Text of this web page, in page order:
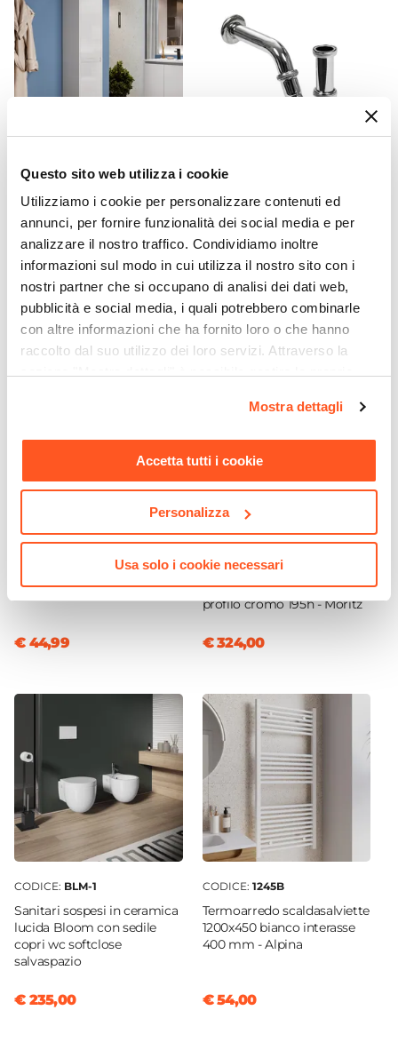
Questo sito web utilizza i cookie
Utilizziamo i cookie per personalizzare contenuti ed
annunci, per fornire funzionalità dei social media e per
analizzare il nostro traffico. Condividiamo inoltre
informazioni sul modo in cui utilizza il nostro sito con i
nostri partner che si occupano di analisi dei dati web,
pubblicità e social media, i quali potrebbero combinarle
con altre informazioni che ha fornito loro o che hanno
raccolto dal suo utilizzo dei loro servizi. Attraverso la
momento. Per maggiori informazioni si invita a leggere la
Mostra dettagli
Accetta tutti i cookie
Personalizza
Usa solo i cookie necessari
Bianco lucido
Caratteristiche
Lavabo
Incluso
Tipologia Lavabo
Integrato
Materiale Lavabo
Ceramica
Bianco
101 x 46,5 cm
Dimensioni Vasca
53 x 26,5 cm
Profondità Vasca
13 cm
Posizione Lavabo
Centro
Predisposizione Fori
Non inclusa
Non incluso
Caratteristiche Specchio
Specchio
Filolucido
Dimensione Specchio
70 x 100 cm
Orientamento
CODICE:MCS-BL
Colonna bagno sospesa
140h cm bianco lucido con
anta Soft Close reversibile -
Medora e Libras
€ 212,00
CODICE:
Sifone per scarico bidet con
€ 19,00
scarico 14h cm cromo - Tila
€ 44,99
doppio scorrevole vetro
trasparente anticalcare
profilo cromo 195h - Moritz
€ 324,00
CODICE: BLM-1
Sanitari sospesi in ceramica
lucida Bloom con sedile
copri wc softclose
salvaspazio
€ 235,00
CODICE: 1245B
Termoarredo scaldasalviette
1200x450 bianco interasse
400 mm - Alpina
€ 54,00